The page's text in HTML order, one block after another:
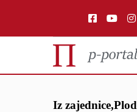
Iz zajednice,